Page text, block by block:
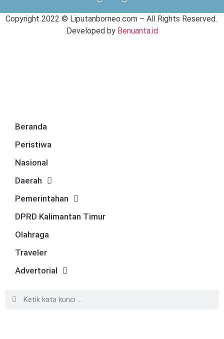
Copyright 2022 © Liputanborneo.com– All Rights Reserved.
Developed by Benuanta.id
Beranda
Peristiwa
Nasional
Daerah
Pemerintahan
DPRD Kalimantan Timur
Olahraga
Traveler
Advertorial